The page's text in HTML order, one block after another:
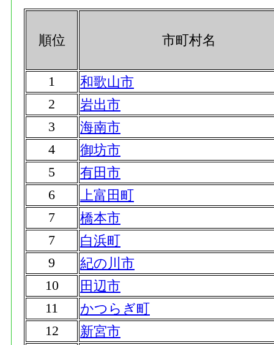
順位 市町村名
1
和歌山市
2
岩出市
3
海南市
4
御坊市
5
有田市
6
上富田町
7
橋本市
7
白浜町
9
紀の川市
10
田辺市
11
かつらぎ町
12
新宮市